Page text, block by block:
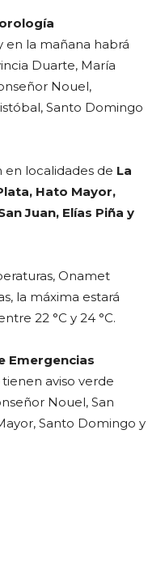
en la mañana habrá
Duarte, María
Nouel,
Santo Domingo
en localidades de La
Hato Mayor,
Juan, Elías Piña y
Onamet
la máxima estará
22 °C y 24 °C.
Emergencias
aviso verde
Nouel, San
Santo Domingo y